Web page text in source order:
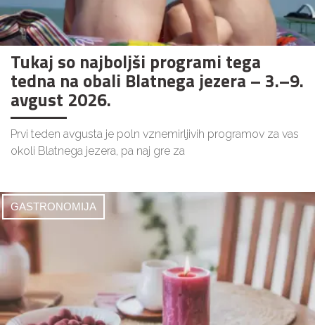
Tukaj so najboljši programi tega
tedna na obali Blatnega jezera – 3.–9.
avgust 2026.
Prvi teden avgusta je poln vznemirljivih programov za vas
okoli Blatnega jezera, pa naj gre za
GASTRONOMIJA